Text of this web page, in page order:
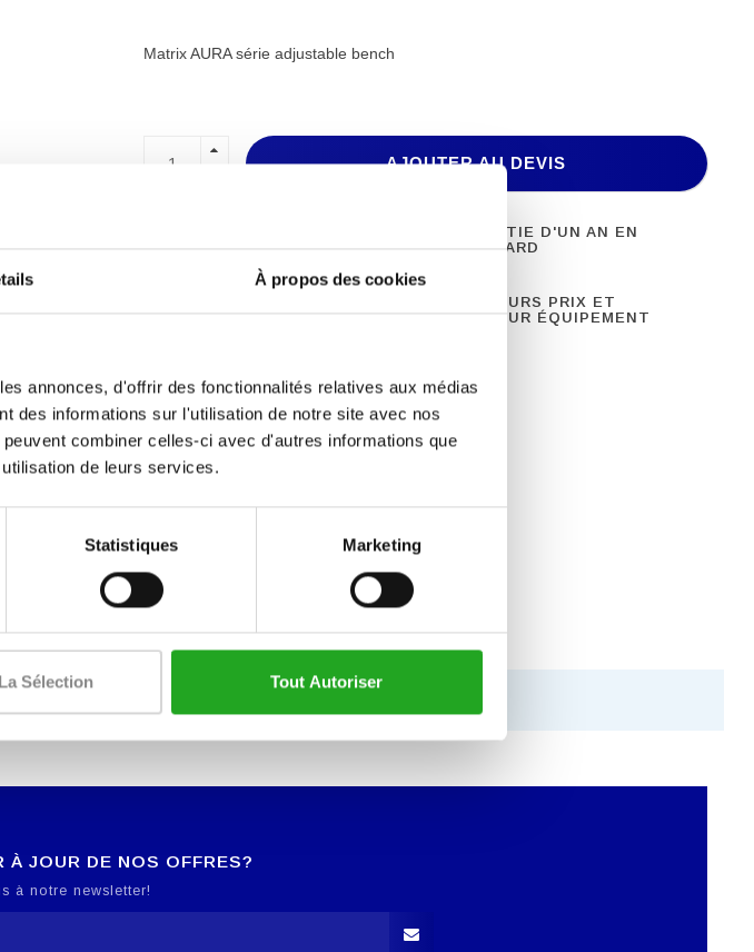
À propos des cookies
annonces, d'offrir des fonctionnalités relatives aux médias
des informations sur l'utilisation de notre site avec nos
combiner celles-ci avec d'autres informations que
de leurs services.
Statistiques Marketing
Sélection Tout Autoriser
Matrix AURA série adjustable bench
AJOUTER AU DEVIS
PROFESSIONNEL
GARANTIE D'UN AN EN
STANDARD
D'EXPÉRIENCE
MEILLEURS PRIX ET
MEILLEUR ÉQUIPEMENT
À JOUR DE NOS OFFRES?
à notre newsletter!